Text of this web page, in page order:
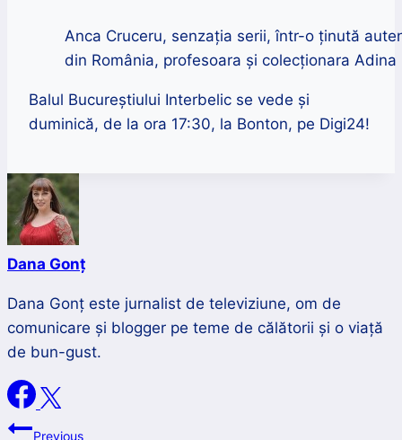
Anca Cruceru, senzația serii, într-o ținută
din România, profesoara și colecționara
Balul Bucureștiului Interbelic se vede și
duminică, de la ora 17:30, la Bonton, pe Digi24!
Dana Gonț
Dana Gonț este jurnalist de televiziune, om de
comunicare și blogger pe teme de călătorii și o viață
de bun-gust.
Navigare
Previous